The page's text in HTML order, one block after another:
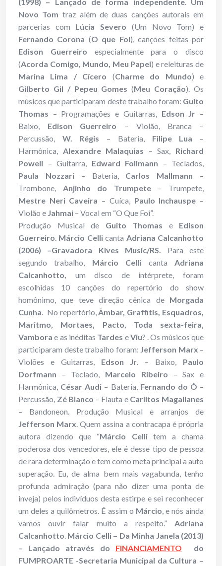
Novo Tom traz além de duas canções autorais em
parcerias com Lúcia Severo (Um Novo Tom) e
Fernando Corona (O que Foi), canções feitas por
Edison Guerreiro especialmente para o disco
(Acorda Comigo, Mundo, Meu Papel) e releituras de
Marina Lima / Cícero (Charme do Mundo) e
Gilberto Gil / Pepeu Gomes (Meu Coração). Os
músicos que participaram deste trabalho foram: Guito
Thomas – Programações e Guitarras, Edson Jr –
Baixo, Edison Guerreiro – Violão, Branca –
Percussão, W. Régis – Bateria, Filipe Lua –
Harmônica, Alexandre Malaquias – Sax, Richard
Powell – Guitarra, Edward Follmann – Teclados,
Paula Nozzari– Bateria, Carlos Mallmann –
Trombone, Anjinho do Trumpete– Trumpete,
Mestre Neri Caveira – Cuíca, Paulo Inchauspe –
Violão e Jahmai – Vocal em “O Que Foi”.
Produção Musical de Guito Thomas e Edison
Guerreiro. Márcio Cellicanta Adriana Calcanhotto
(2006) –Gravadora Kives Music/RS. Para este
segundo trabalho, Márcio Celli cantaAdriana
Calcanhotto, um disco de intérprete, foram
escolhidas 10 canções do repertório do show
homônimo, que teve direção cênica de Morgada
Cunha. No repertório,Âmbar, Graffitis, Esquadros,
Maritmo, Mortaes, Pacto, Toda sexta-feira,
Vambora e as inéditas Tardes eViu? . Os músicos que
participaram deste trabalho foram: Jefferson Marx –
Violões e Guitarras, Edson Jr. – Baixo, Paulo
Dorfmann – Teclado, Marcelo Ribeiro – Sax e
Harmônica, César Audi – Bateria, Fernando do Ó –
Percussão, Zé Blanco – Flauta e Carlitos Magallanes
– Bandoneon. Produção Musical e arranjos de
Jefferson Marx. Quem assina a contracapa é própria
autora dizendo que “Márcio Cellitem a chama
poderosa dos vencedores, ele é desse tipo de pessoa
de rara determinação e tem como meta principal a auto
superação. Eu, de alma bem mais vagabunda, tenho
profunda admiração (para não dizer uma ponta de
inveja) pelos indivíduos desta estirpe e sei reconhecer
um deles a quilômetros. É assim o Márcio, e nós ainda
vamos ouvir falar muito a respeito.” Adriana
Calcanhotto. Márcio Celli – Da Minha Janela (2013)
– Lançado através do FINANCIAMENTO
do
FUMPROARTE -Secretaria Municipal da Cultura –